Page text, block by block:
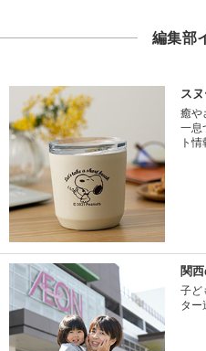
編集部
ス
癒や
一息
ト
関
子ど
ター